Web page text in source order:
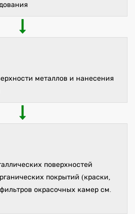
металлов и нанесения
поверхностей
покрытий (краски,
окрасочных камер см.